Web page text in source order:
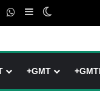
TikTokWhatsApp
Sidebar (barre
+GMT